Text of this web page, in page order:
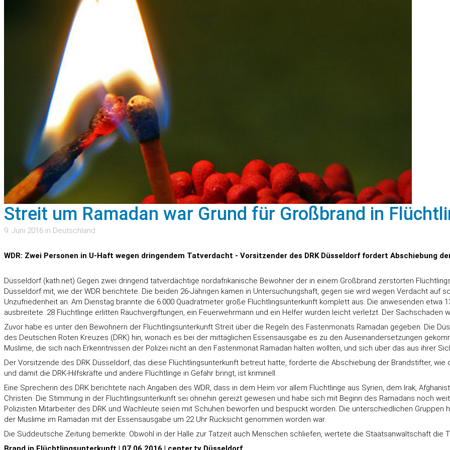
Streit um Ramadan war Grund für Großbrand in
9. Juni 2016 in Deutschland
WDR: Zwei Personen in U-Haft wegen dringendem Tatverdacht - Vorsitzender des DRK Düsseldorf fordert Abschiebung
Düsseldorf (kath.net) Gegen zwei dringend tatverdächtige nordafrikanische Bewohner der in einem Großbrand zerstörten
Düsseldorf mit, wie der WDR berichtete. Die beiden 26-Jährigen kamen in Untersuchungshaft, gegen sie wird wegen Verdacht auf
Unzufriedenheit an. Am Dienstag brannte die 6.000 Quadratmeter große Flüchtlingsunterkunft komplett aus. Die anwesenden etwa
ausbreitete. 28 Flüchtlinge erlitten Rauchvergiftungen, ein Feuerwehrmann und ein Helfer wurden leicht verletzt. Der Sachschaden
Zuvor habe es unter den Bewohnern der Flüchtlingsunterkunft Streit über die Regeln des Fastenmonats Ramadan gegeben. Die
des Deutschen Roten Kreuzes (DRK) hin, wonach es bei der mittäglichen Essensausgabe es zu den Auseinandersetzungen
Muslime, die sich nach Erkenntnissen der Polizei nicht an den Fastenmonat Ramadan halten wollten, und sich über das aus ihrer
Der Vorsitzende des DRK Düsseldorf, das diese Flüchtlingsunterkunft betreut hatte, forderte die Abschiebung der Brandstifter, wie
und damit die DRK-Hilfskräfte und andere Flüchtlinge in Gefahr bringt, ist kriminell.
Eine Sprecherin des DRK berichtete nach Angaben des WDR, dass in dem Heim vor allem Flüchtlinge aus Syrien, dem Irak,
Christen. Die Stimmung in der Flüchtlingsunterkunft sei ohnehin gereizt gewesen und habe sich mit Beginn des Ramadans noch
Polizisten Mitarbeiter des DRK und Wachleute seien mit Schuhen beworfen und bespuckt worden. Die unterschiedlichen
der Muslime im Ramadan mit der Essensausgabe um 22 Uhr Rücksicht genommen worden war.
Die Süddeutsche Zeitung bemerkte: Obwohl in der Halle zur Tatzeit auch Menschen schliefen, wertete die Staatsanwaltschaft die